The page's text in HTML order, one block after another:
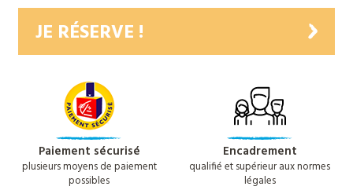
JE RÉSERVE !
Paiement sécurisé
plusieurs moyens de paiement
possibles
Encadrement
qualifié et supérieur aux normes
légales